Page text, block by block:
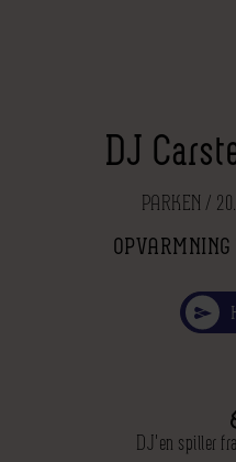
DJ
PARKEN /
DJ'en spiller